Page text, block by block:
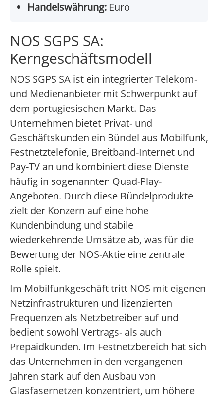
Handelswährung: Euro
NOS SGPS SA:
Kerngeschäftsmodell
NOS SGPS SA ist ein integrierter Telekom-
und Medienanbieter mit Schwerpunkt auf
dem portugiesischen Markt. Das
Unternehmen bietet Privat- und
Geschäftskunden ein Bündel aus Mobilfunk,
Festnetztelefonie, Breitband-Internet und
Pay-TV an und kombiniert diese Dienste
häufig in sogenannten Quad-Play-
Angeboten. Durch diese Bündelprodukte
zielt der Konzern auf eine hohe
Kundenbindung und stabile
wiederkehrende Umsätze ab, was für die
Bewertung der NOS-Aktie eine zentrale
Rolle spielt.
Im Mobilfunkgeschäft tritt NOS mit eigenen
Netzinfrastrukturen und lizenzierten
Frequenzen als Netzbetreiber auf und
bedient sowohl Vertrags- als auch
Prepaidkunden. Im Festnetzbereich hat sich
das Unternehmen in den vergangenen
Jahren stark auf den Ausbau von
Glasfasernetzen konzentriert, um höhere